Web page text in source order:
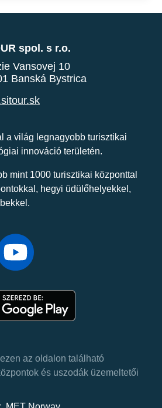
spol. s r.o.
Vansovej 10
Banská Bystrica
a világ legnagyobb turisztikai
innováció területén.
mint 1000 turisztikai központtal
hegyi üdülőhelyekkel,
az oldalon található
és uszodák üzemeltetői